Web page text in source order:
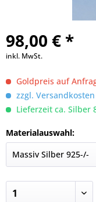
98,00 € *
inkl. MwSt.
Goldpreis auf
zzgl. Versandkosten
Lieferzeit ca. Silber
Materialauswahl: